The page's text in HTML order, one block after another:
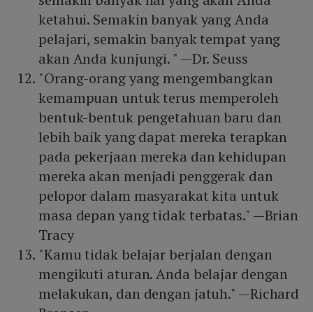
ketahui. Semakin banyak yang Anda
pelajari, semakin banyak tempat yang
akan Anda kunjungi. " —Dr. Seuss
"Orang-orang yang mengembangkan
kemampuan untuk terus memperoleh
bentuk-bentuk pengetahuan baru dan
lebih baik yang dapat mereka terapkan
pada pekerjaan mereka dan kehidupan
mereka akan menjadi penggerak dan
pelopor dalam masyarakat kita untuk
masa depan yang tidak terbatas." —Brian
Tracy
"Kamu tidak belajar berjalan dengan
mengikuti aturan. Anda belajar dengan
melakukan, dan dengan jatuh." —Richard